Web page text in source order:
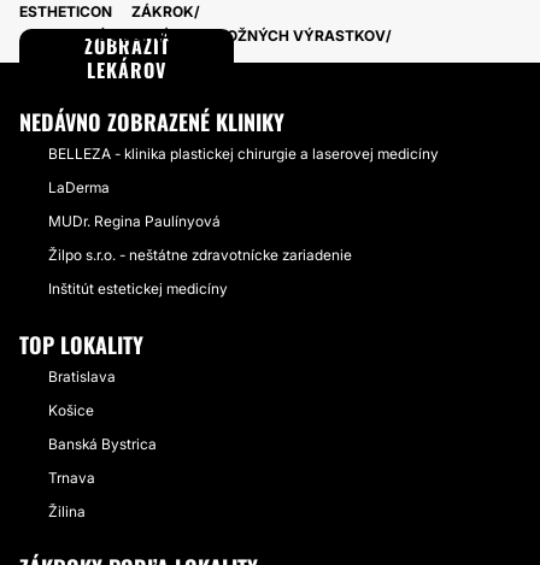
Žilinský kraj
Prešovský kraj
Trenčiansky kraj 2 Lekári · 5 Kliniky
ZOBRAZIŤ
LEKÁROV
ESTHETICON
ZÁKROK
LASEROVÉ ODSTRÁNENIE KOŽNÝCH VÝRASTKOV
NEDÁVNO ZOBRAZENÉ KLINIKY
BELLEZA - klinika plastickej chirurgie a laserovej medicíny
LaDerma
MUDr. Regina Paulínyová
Žilpo s.r.o. - neštátne zdravotnícke zariadenie
Inštitút estetickej medicíny
TOP LOKALITY
Bratislava
Košice
Banská Bystrica
Trnava
Žilina